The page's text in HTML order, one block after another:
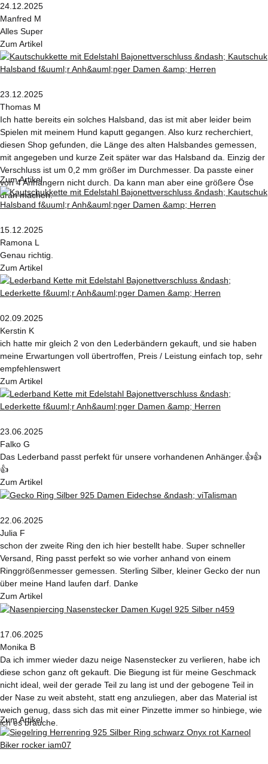
24.12.2025
Manfred M
Alles Super
Zum Artikel
23.12.2025
Thomas M
Ich hatte bereits ein solches Halsband, das ist mit aber leider beim
Spielen mit meinem Hund kaputt gegangen. Also kurz recherchiert,
diesen Shop gefunden, die Länge des alten Halsbandes gemessen,
mit angegeben und kurze Zeit später war das Halsband da. Einzig der
Verschluss ist um 0,2 mm größer im Durchmesser. Da passte einer
von 4 Anhängern nicht durch. Da kann man aber eine größere Öse
dran machen.
Zum Artikel
15.12.2025
Ramona L
Genau richtig.
Zum Artikel
02.09.2025
Kerstin K
ich hatte mir gleich 2 von den Lederbändern gekauft, und sie haben
meine Erwartungen voll übertroffen, Preis / Leistung einfach top, sehr
empfehlenswert
Zum Artikel
23.06.2025
Falko G
Das Lederband passt perfekt für unsere vorhandenen Anhänger.👍👍
👍
Zum Artikel
22.06.2025
Julia F
schon der zweite Ring den ich hier bestellt habe. Super schneller
Versand, Ring passt perfekt so wie vorher anhand von einem
Ringgrößenmesser gemessen. Sterling Silber, kleiner Gecko der nun
über meine Hand laufen darf. Danke
Zum Artikel
17.06.2025
Monika B
Da ich immer wieder dazu neige Nasenstecker zu verlieren, habe ich
diese schon ganz oft gekauft. Die Biegung ist für meine Geschmack
nicht ideal, weil der gerade Teil zu lang ist und der gebogene Teil in
der Nase zu weit absteht, statt eng anzuliegen, aber das Material ist
weich genug, dass sich das mit einer Pinzette immer so hinbiege, wie
ich es brauche.
Zum Artikel